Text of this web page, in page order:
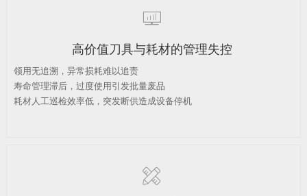

高价值刀具与耗材的管理失控
领用无追溯，异常损耗难以追责
寿命管理滞后，过度使用引发批量废品
耗材人工巡检效率低，突发断供造成设备停机
